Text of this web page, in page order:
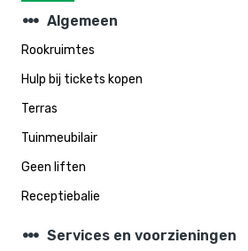
steppers Algemeen
Rookruimtes
Hulp bij tickets kopen
Terras
Tuinmeubilair
Geen liften
Receptiebalie
steppers Services en voorzieningen